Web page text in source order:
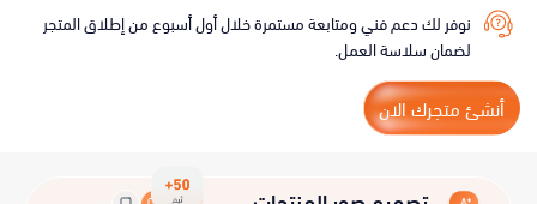
نوفر لك دعم فني ومتابعة مستمرة خلال أول أسبوع من إطلاق المتجر
لضمان سلاسة العمل.
أنشئ متجرك الان